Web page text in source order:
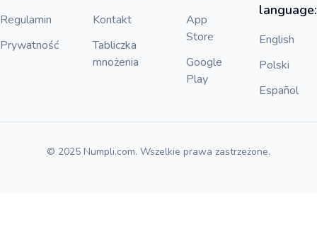
Regulamin
Prywatność
Kontakt
Tabliczka
mnożenia
App
Store
Google
Play
language:
English
Polski
Español
© 2025 Numpli.com. Wszelkie prawa zastrzeżone.